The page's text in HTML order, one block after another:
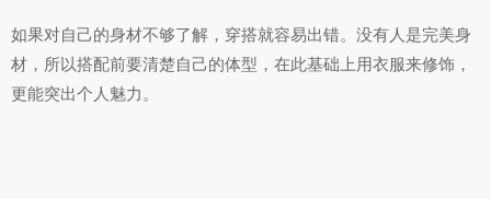
如果对自己的身材不够了解，穿搭就容易出错。没有人是完美身
材，所以搭配前要清楚自己的体型，在此基础上用衣服来修饰，
更能突出个人魅力。